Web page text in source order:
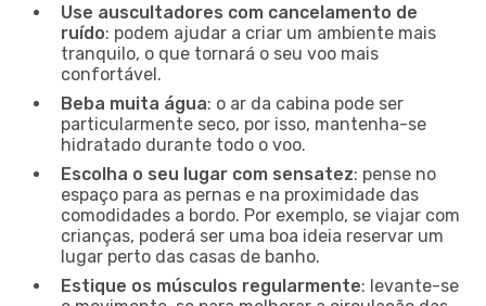
Use auscultadores com cancelamento de
ruído: podem ajudar a criar um ambiente mais
tranquilo, o que tornará o seu voo mais
confortável.
Beba muita água: o ar da cabina pode ser
particularmente seco, por isso, mantenha-se
hidratado durante todo o voo.
Escolha o seu lugar com sensatez: pense no
espaço para as pernas e na proximidade das
comodidades a bordo. Por exemplo, se viajar com
crianças, poderá ser uma boa ideia reservar um
lugar perto das casas de banho.
Estique os músculos regularmente: levante-se